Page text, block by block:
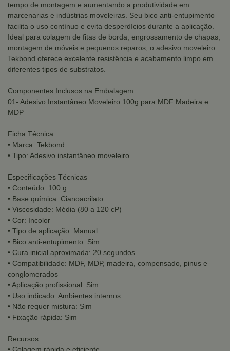
tempo de montagem e aumentando a produtividade em
marcenarias e indústrias moveleiras. Seu bico anti-entupimento
facilita o uso contínuo e evita desperdícios durante a aplicação.
Ideal para colagem de fitas de borda, engrossamento de chapas,
montagem de móveis e pequenos reparos, o adesivo moveleiro
Tekbond oferece excelente resistência e acabamento limpo em
diferentes tipos de substratos.
Componentes Inclusos na Embalagem:
01- Adesivo Instantâneo Moveleiro 100g para MDF Madeira e
MDP
Ficha Técnica
• Marca: Tekbond
• Tipo: Adesivo instantâneo moveleiro
Especificações Técnicas
• Conteúdo: 100 g
• Base química: Cianoacrilato
• Viscosidade: Média (80 a 120 cP)
• Cor: Incolor
• Tipo de aplicação: Manual
• Bico anti-entupimento: Sim
• Cura inicial aproximada: 20 segundos
• Compatibilidade: MDF, MDP, madeira, compensado, pinus e
conglomerados
• Aplicação profissional: Sim
• Uso indicado: Ambientes internos
• Não requer mistura: Sim
• Fixação rápida: Sim
Recursos